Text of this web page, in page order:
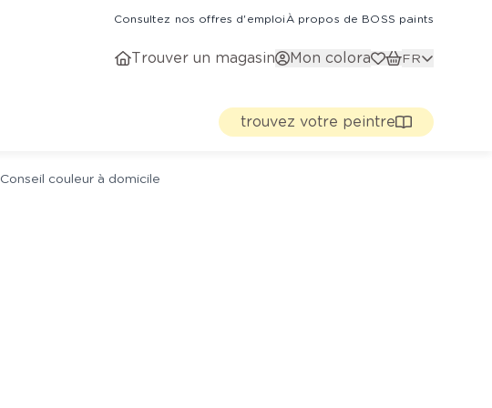
Consultez nos offres d'emploiÀ propos de BOSS paints
Trouver un magasin Mon colora FR
trouvez votre peintre
Conseil couleur à domicile